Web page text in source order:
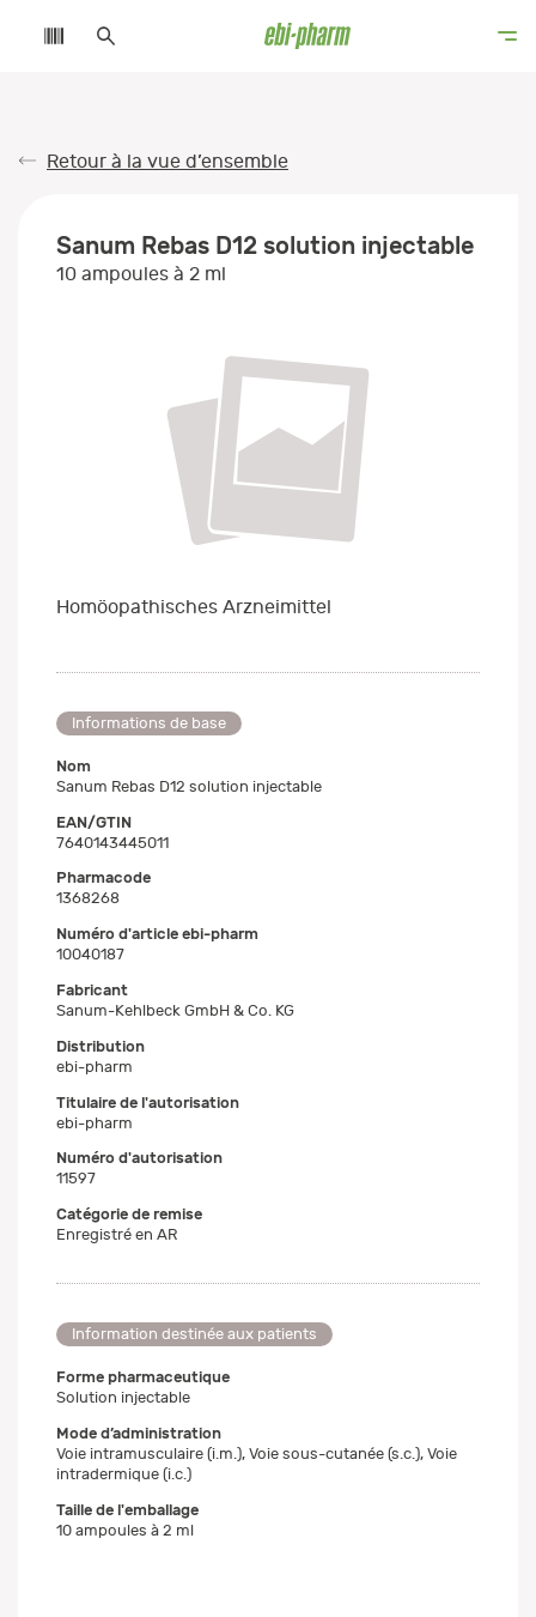
Retour à la vue d’ensemble
Sanum Rebas D12 solution injectable
10 ampoules à 2 ml
Homöopathisches Arzneimittel
Informations de base
Nom
Sanum Rebas D12 solution injectable
EAN/GTIN
7640143445011
Pharmacode
1368268
Numéro d'article ebi-pharm
10040187
Fabricant
Sanum-Kehlbeck GmbH & Co. KG
Distribution
ebi-pharm
Titulaire de l'autorisation
ebi-pharm
Numéro d'autorisation
11597
Catégorie de remise
Enregistré en AR
Information destinée aux patients
Forme pharmaceutique
Solution injectable
Mode d’administration
Voie intramusculaire (i.m.), Voie sous-cutanée (s.c.), Voie
intradermique (i.c.)
Taille de l'emballage
10 ampoules à 2 ml